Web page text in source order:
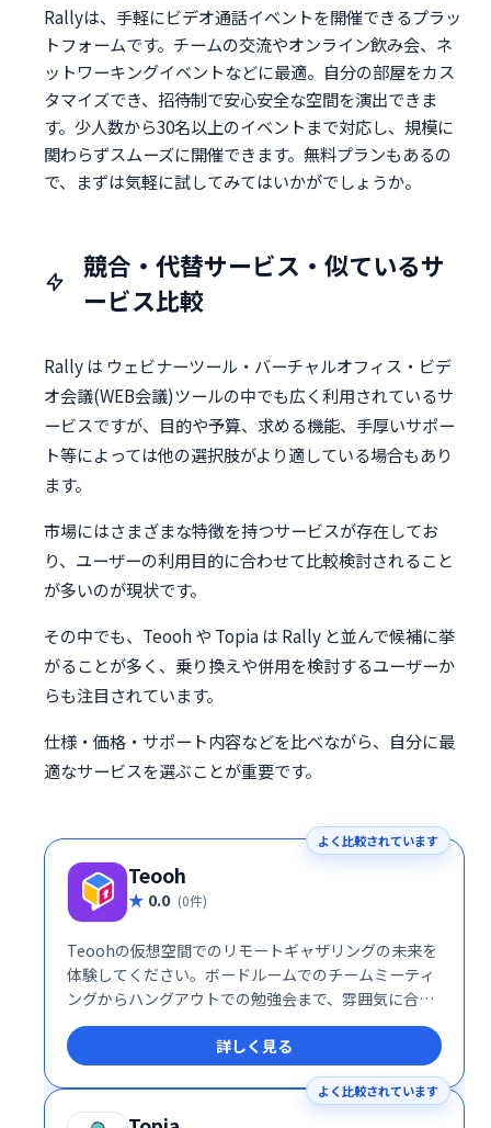
Rallyは、手軽にビデオ通話イベントを開催できるプラッ
トフォームです。チームの交流やオンライン飲み会、ネ
ットワーキングイベントなどに最適。自分の部屋をカス
タマイズでき、招待制で安心安全な空間を演出できま
す。少人数から30名以上のイベントまで対応し、規模に
関わらずスムーズに開催できます。無料プランもあるの
で、まずは気軽に試してみてはいかがでしょうか。
競合・代替サービス・似ているサ
ービス比較
Rally は ウェビナーツール・バーチャルオフィス・ビデ
オ会議(WEB会議)ツールの中でも広く利用されているサ
ービスですが、目的や予算、求める機能、手厚いサポー
ト等によっては他の選択肢がより適している場合もあり
ます。
市場にはさまざまな特徴を持つサービスが存在してお
り、ユーザーの利用目的に合わせて比較検討されること
が多いのが現状です。
その中でも、Teooh や Topia は Rally と並んで候補に挙
がることが多く、乗り換えや併用を検討するユーザーか
らも注目されています。
仕様・価格・サポート内容などを比べながら、自分に最
適なサービスを選ぶことが重要です。
よく比較されています
Teooh
0.0 (0件)
Teoohの仮想空間でのリモートギャザリングの未来を
体験してください。ボードルームでのチームミーティ
ングからハングアウトでの勉強会まで、雰囲気に合っ
た最適な部屋を選択してください。あなたが本当にお
互いの部屋にいるようにチャットしてください。
詳しく見る
よく比較されています